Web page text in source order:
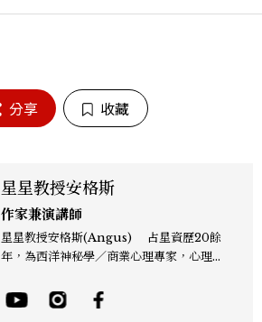
分享 收藏
星星教授安格斯
作家兼演講師
星星教授安格斯(Angus) 占星資歷20餘
年，為西洋神秘學／商業心理專家，心理諮
4年起出書近30本相關著作，專業領域涵蓋
占星星座、塔羅、生命靈數、盧恩符文、色